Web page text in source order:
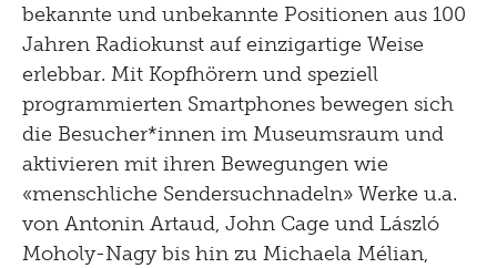
2018
2017
2016
2015
2014
bekannte und unbekannte Positionen aus 100
Jahren Radiokunst auf einzigartige Weise
erlebbar. Mit Kopfhörern und speziell
programmierten Smartphones bewegen sich
die Besucher*innen im Museumsraum und
aktivieren mit ihren Bewegungen wie
«menschliche Sendersuchnadeln» Werke u.a.
von Antonin Artaud, John Cage und László
Moholy-Nagy bis hin zu Michaela Mélian,